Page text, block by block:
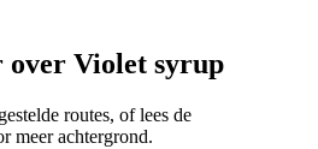
over Violet syrup
routes, of lees de
meer achtergrond.